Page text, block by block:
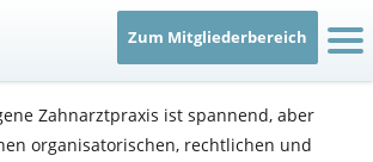
Zum Mitgliederbereich
Zahnarztpraxis ist spannend, aber
organisatorischen, rechtlichen und